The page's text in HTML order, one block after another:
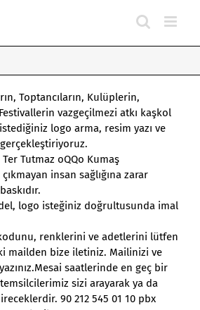
Toptancıların, Kulüplerin,
vazgeçilmezi atkı kaşkol
logo arma, resim yazı ve
gerçekleştiriyoruz.
Tutmaz oQQo Kumaş
insan sağlığına zarar
logo isteğiniz doğrultusunda imal
renklerini ve adetlerini lütfen
mailden bize iletiniz. Mailinizi ve
saatlerinde en geç bir
sizi arayarak ya da
90 212 545 01 10 pbx